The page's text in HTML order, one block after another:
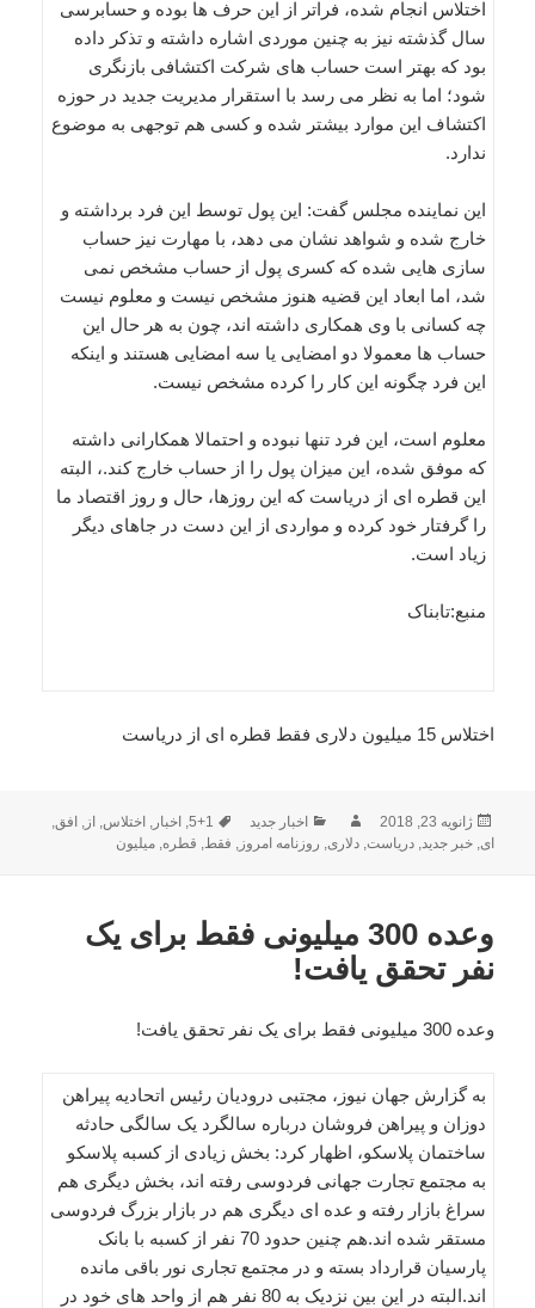
اختلاس انجام شده، فراتر از این حرف ها بوده و حسابرسی
سال گذشته نیز به چنین موردی اشاره داشته و تذکر داده
بود که بهتر است حساب های شرکت اکتشافی بازنگری
شود؛ اما به نظر می رسد با استقرار مدیریت جدید در حوزه
اکتشاف این موارد بیشتر شده و کسی هم توجهی به موضوع
ندارد.
این نماینده مجلس گفت: این پول توسط این فرد برداشته و
خارج شده و شواهد نشان می دهد، با مهارت نیز حساب
سازی هایی شده که کسری پول از حساب مشخص نمی
شد، اما ابعاد این قضیه هنوز مشخص نیست و معلوم نیست
چه کسانی با وی همکاری داشته اند، چون به هر حال این
حساب ها معمولا دو امضایی یا سه امضایی هستند و اینکه
این فرد چگونه این کار را کرده مشخص نیست.
معلوم است، این فرد تنها نبوده و احتمالا همکارانی داشته
که موفق شده، این میزان پول را از حساب خارج کند.، البته
این قطره ای از دریاست که این روزها، حال و روز اقتصاد ما
را گرفتار خود کرده و مواردی از این دست در جاهای دیگر
زیاد است.
منبع:تابناک
اختلاس 15 میلیون دلاری فقط قطره ای از دریاست
ارسال
شده
ژانویه 23, 2018 نویسندهدسته‌ها
اخبار جدید برچسب‌ها1+5
, اخبار, اختلاس, از, افق,
ای,خبر جدید,دریاست,دلاری, روزنامه امروز, فقط, قطره,میلیون
وعده 300 میلیونی فقط برای یک
نفر تحقق یافت!
وعده 300 میلیونی فقط برای یک نفر تحقق یافت!
به گزارش جهان نیوز، مجتبی درودیان رئیس اتحادیه پیراهن
دوزان و پیراهن فروشان درباره سالگرد یک سالگی حادثه
ساختمان پلاسکو، اظهار کرد: بخش زیادی از کسبه پلاسکو
به مجتمع تجارت جهانی فردوسی رفته اند، بخش دیگری هم
سراغ بازار رفته و عده ای دیگری هم در بازار بزرگ فردوسی
مستقر شده اند.هم چنین حدود 70 نفر از کسبه با بانک
پارسیان قرارداد بسته و در مجتمع تجاری نور باقی مانده
اند.البته در این بین نزدیک به 80 نفر هم از واحد های خود در